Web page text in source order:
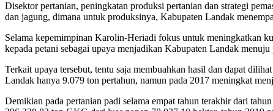
Disektor pertanian, peningkatan produksi pertanian dan strategi
dan jagung, dimana untuk produksinya, Kabupaten Landak
Selama kepemimpinan Karolin-Heriadi fokus untuk meningkatkan
kepada petani sebagai upaya menjadikan Kabupaten Landak menuju
Terkait upaya tersebut, tentu saja membuahkan hasil dan dapat
Landak hanya 9.079 ton pertahun, namun pada 2017 meningkat
Demikian pada pertanian padi selama empat tahun terakhir dari